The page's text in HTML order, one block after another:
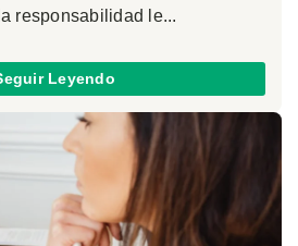
responsabilidad le...
Leyendo